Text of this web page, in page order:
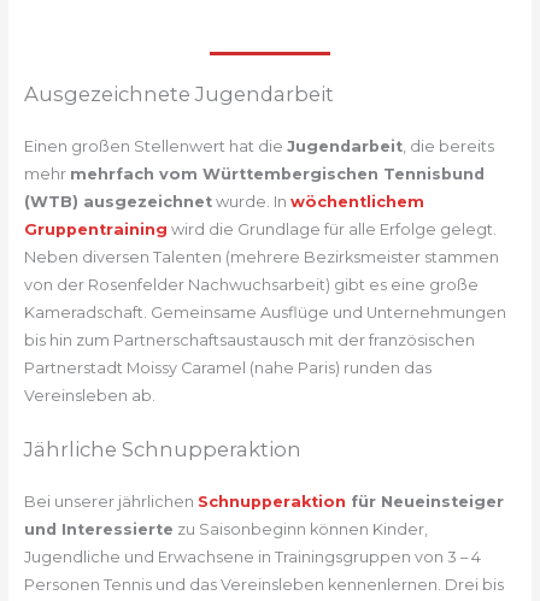
Ausgezeichnete Jugendarbeit
Einen großen Stellenwert hat die Jugendarbeit, die bereits
mehr mehrfach vom Württembergischen Tennisbund
(WTB) ausgezeichnetwurde. In wöchentlichem
Gruppentraining wird die Grundlage für alle Erfolge gelegt.
Neben diversen Talenten (mehrere Bezirksmeister stammen
von der Rosenfelder Nachwuchsarbeit) gibt es eine große
Kameradschaft. Gemeinsame Ausflüge und Unternehmungen
bis hin zum Partnerschaftsaustausch mit der französischen
Partnerstadt Moissy Caramel (nahe Paris) runden das
Vereinsleben ab.
Jährliche Schnupperaktion
Bei unserer jährlichen Schnupperaktion für Neueinsteiger
und Interessierte zu Saisonbeginn können Kinder,
Jugendliche und Erwachsene in Trainingsgruppen von 3 – 4
Personen Tennis und das Vereinsleben kennenlernen. Drei bis